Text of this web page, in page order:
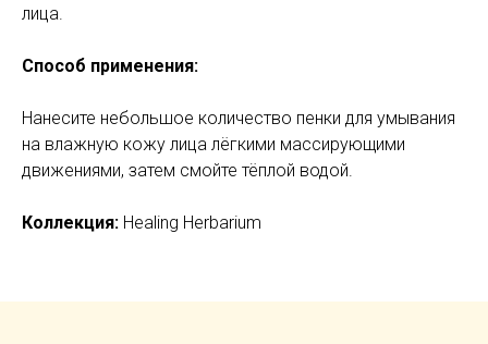
лица.
Способ применения:
Нанесите небольшое количество пенки для умывания
на влажную кожу лица лёгкими массирующими
движениями, затем смойте тёплой водой.
Коллекция: Нealing Herbarium